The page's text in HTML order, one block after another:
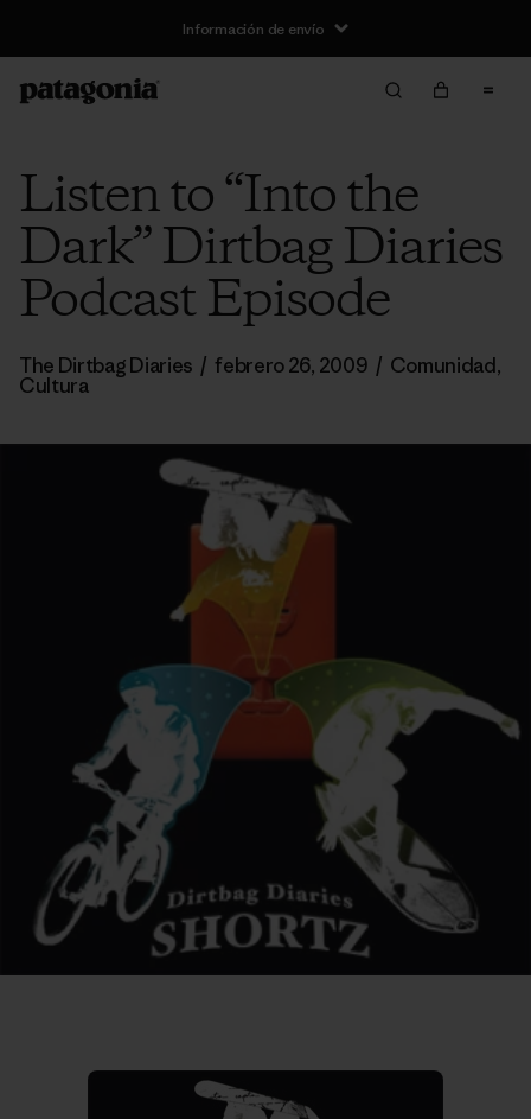
Información de envío
Listen to “Into the
Dark” Dirtbag Diaries
Podcast Episode
The Dirtbag Diaries / febrero 26, 2009 / Comunidad,
Cultura